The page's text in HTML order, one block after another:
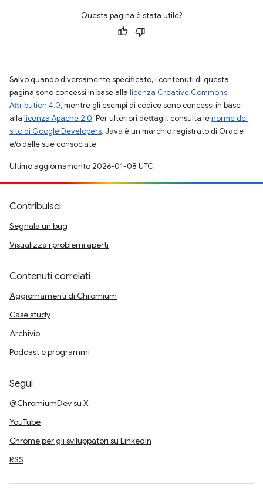
Questa pagina è stata utile?
Salvo quando diversamente specificato, i contenuti di questa
pagina sono concessi in base alla licenza Creative Commons
Attribution 4.0, mentre gli esempi di codice sono concessi in base
alla licenza Apache 2.0. Per ulteriori dettagli, consulta lenorme del
sito di Google Developers. Java è un marchio registrato di Oracle
e/o delle sue consociate.
Ultimo aggiornamento 2026-01-08 UTC.
Contribuisci
Segnala un bug
Visualizza i problemi aperti
Contenuti correlati
Aggiornamenti di Chromium
Case study
Archivio
Podcast e programmi
Segui
@ChromiumDev su X
YouTube
Chrome per gli sviluppatori su LinkedIn
RSS